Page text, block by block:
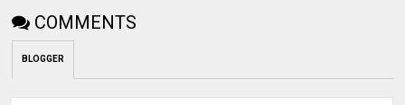
COMMENTS
BLOGGER